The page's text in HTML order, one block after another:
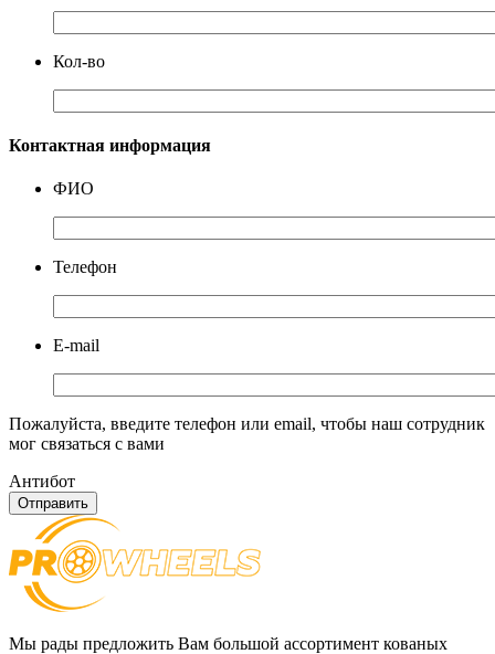
Кол-во
Контактная информация
ФИО
Телефон
E-mail
Пожалуйста, введите телефон или email, чтобы наш сотрудник
мог связаться с вами
Антибот
Отправить
Мы рады предложить Вам большой ассортимент кованых